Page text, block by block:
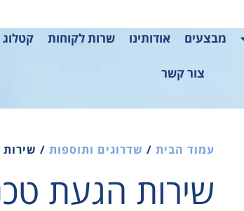
מבצעים אודותינו שרות לקוחות קטלוג 2025
צור קשר
עמוד הבית / שדרוגים ותוספות /
שירות הגעת